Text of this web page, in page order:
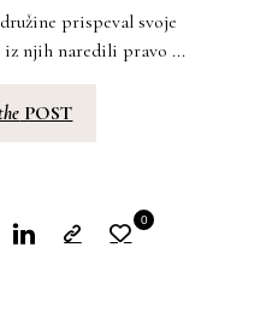
prispeval svoje
iz njih naredili pravo ...
POST
0